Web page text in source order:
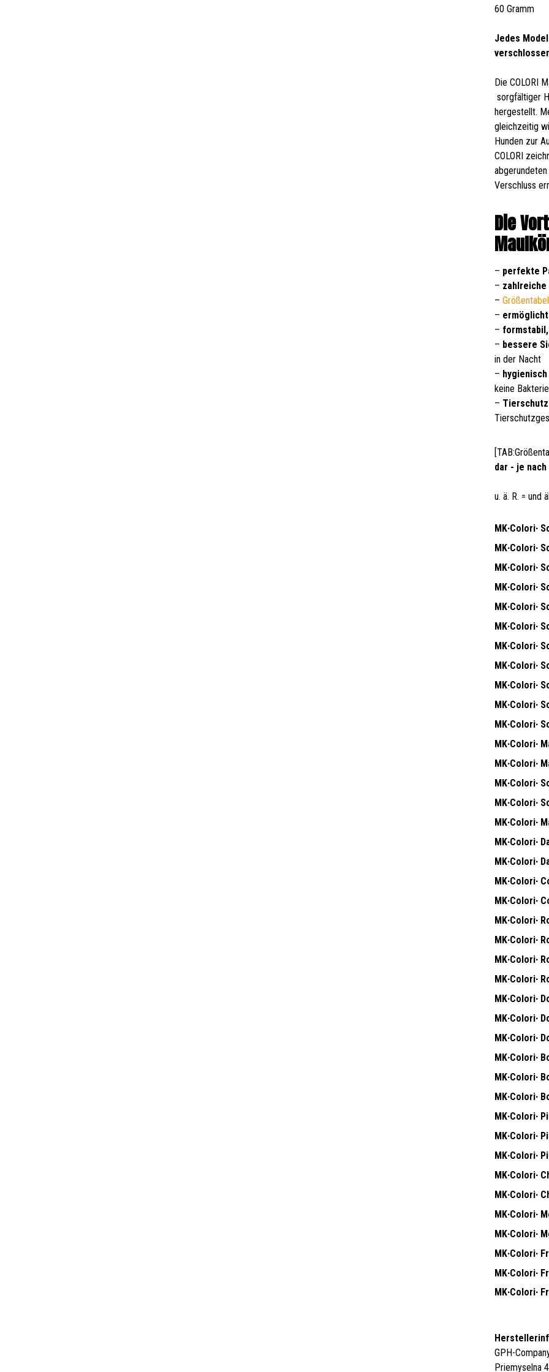
60 Gramm
Jedes
Die COLORI
sorgfältiger
hergestellt.
gleichzeitig
Hunden zur
COLORI
Verschluss
Die
– perfekte
– zahlreiche
–
–
–
– bessere
in der Nacht
–
keine
–
dar - je
u. ä. R. = und
MK∙Colori∙
MK∙Colori∙
MK∙Colori∙
MK∙Colori∙
MK∙Colori∙
MK∙Colori∙
MK∙Colori∙
MK∙Colori∙
MK∙Colori∙
MK∙Colori∙
MK∙Colori∙
MK∙Colori∙
MK∙Colori∙
MK∙Colori∙
MK∙Colori∙
MK∙Colori∙
MK∙Colori∙
MK∙Colori∙
MK∙Colori∙
MK∙Colori∙
MK∙Colori∙
MK∙Colori∙
MK∙Colori∙
MK∙Colori∙
MK∙Colori∙
MK∙Colori∙
MK∙Colori∙
MK∙Colori∙
MK∙Colori∙
MK∙Colori∙
MK∙Colori∙
MK∙Colori∙
MK∙Colori∙
MK∙Colori∙
MK∙Colori∙
MK∙Colori∙
MK∙Colori∙
MK∙Colori∙
MK∙Colori∙
MK∙Colori∙
GPH-
Priemyselna